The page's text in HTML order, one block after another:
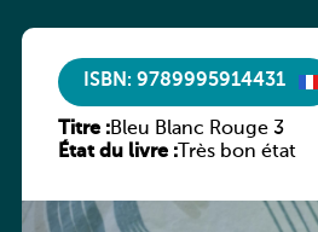
ISBN: 9789995914431
Titre :Bleu Blanc Rouge 3
État du livre :Très bon état